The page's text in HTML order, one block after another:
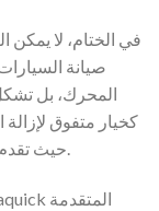
في الختام، لا
صيانة
المحرك، بل
حيث تقدم حلاً يعطى الأولوية للأداء والسلامة والاستدامة.